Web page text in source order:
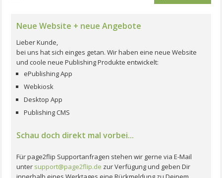
Neue Website + neue Angebote
Lieber Kunde,
bei uns hat sich einges getan. Wir haben eine neue Website
und coole neue Publishing Produkte entwickelt:
ePublishing App
Webkiosk
Desktop App
Publishing CMS
Schau doch direkt mal vorbei...
Für page2flip Supportanfragen stehen wir gerne via E-Mail
unter support@page2flip.de zur Verfügung und geben Dir